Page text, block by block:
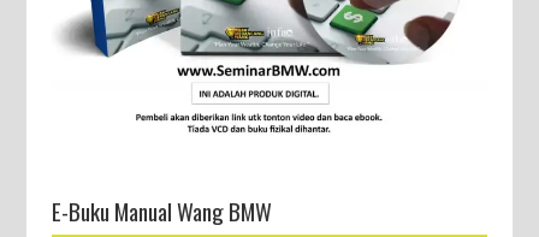
E-Buku Manual Wang BMW